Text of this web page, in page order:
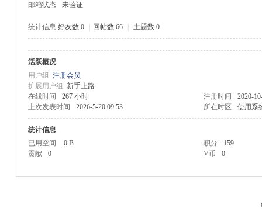
邮箱状态
未验证
统计信息 好友数 0 回帖数 66 主题数 0
活跃概况
用户组 注册会员
扩展用户组 新手上路
在线时间
267 小时 注册时间
2020-
上次发表时间
2026-5-20 09:53 所在时区 使用系
统计信息
已用空间
0 B 积分
159
贡献
0 V币 0